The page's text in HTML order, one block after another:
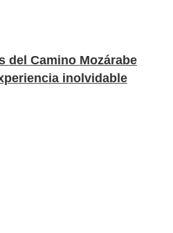
del Camino Mozárabe
inolvidable